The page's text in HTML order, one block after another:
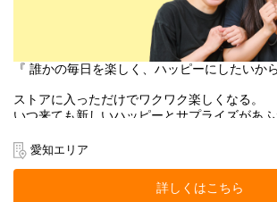
『 誰かの毎日を楽しく、ハッピーにしたいから
ストアに入っただけでワクワク楽しくなる。
いつ来ても新しいハッピーとサプライズがあふ
働くスタッフ自身がブランドのファンで、商品
ら。
そして売り場づくりを伸び伸び楽しめるカル
愛知エリア
詳しくはこちら